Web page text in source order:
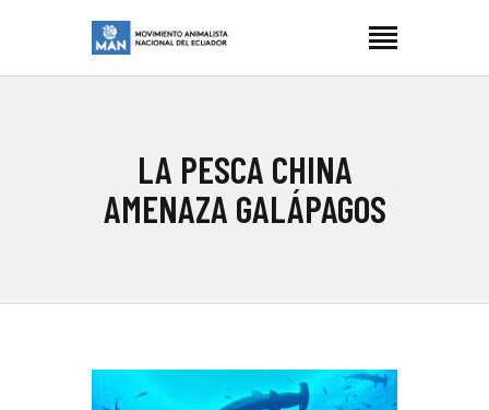
LA PESCA CHINA
AMENAZA GALÁPAGOS
MOVIMIENTO ANIMALISTA NACIONAL ECUADOR
INICIO
NOSOTRES
LUCHAS